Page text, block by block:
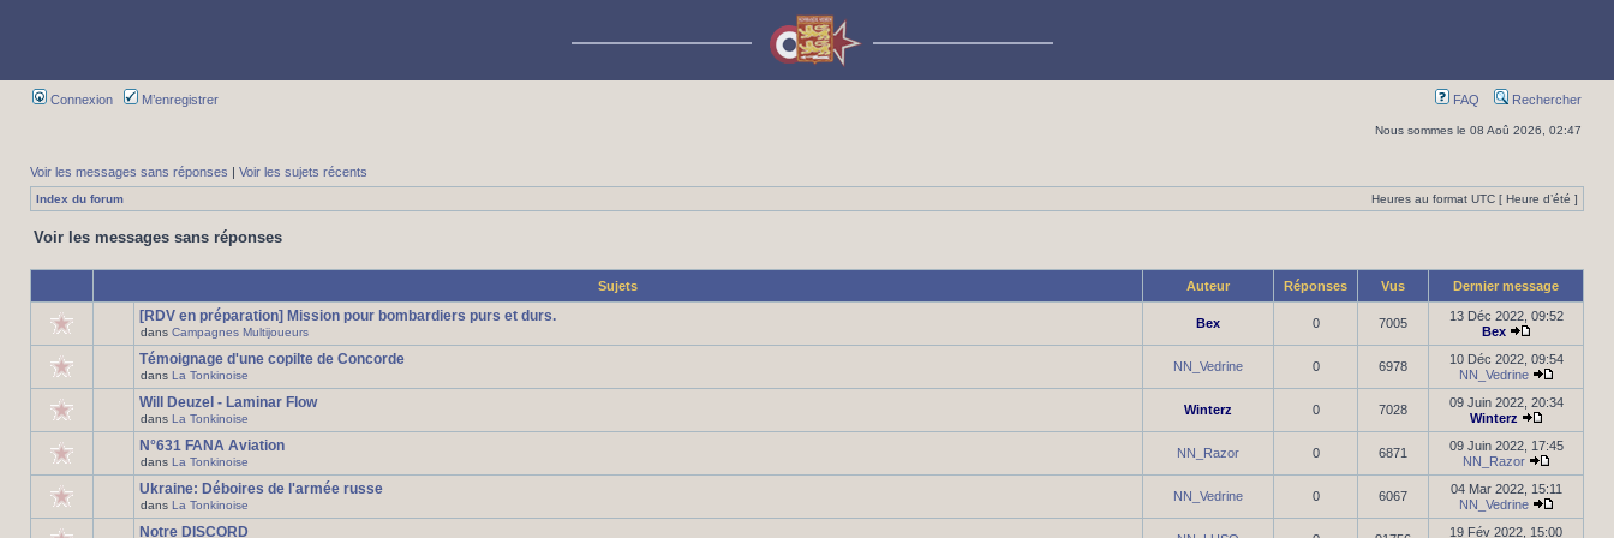
Connexion M’enregistrer FAQ Rechercher
Nous sommes le 08 Aoû 2026, 02:47
Voir les messages sans réponses | Voir les sujets récents
Index du forum Heures au format UTC [ Heure d’été ]
Voir les messages sans réponses
Sujets Auteur Réponses Vus Dernier message
[RDV en préparation] Mission pour bombardiers purs et durs.
dans Campagnes Multijoueurs
Bex 0 7005
13 Déc 2022, 09:52
Bex
Témoignage d'une copilte de Concorde
dans La Tonkinoise
NN_Vedrine 0 6978
10 Déc 2022, 09:54
NN_Vedrine
Will Deuzel - Laminar Flow
dans La Tonkinoise
Winterz 0 7028
09 Juin 2022, 20:34
Winterz
N°631 FANA Aviation
dans La Tonkinoise
NN_Razor 0 6871
09 Juin 2022, 17:45
NN_Razor
Ukraine: Déboires de l'armée russe
dans La Tonkinoise
NN_Vedrine 0 6067
04 Mar 2022, 15:11
NN_Vedrine
Notre DISCORD 19 Fév 2022, 15:00